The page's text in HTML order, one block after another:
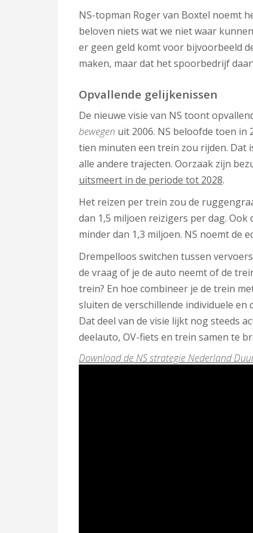
NS-topman Roger van Boxtel noemt
beloven niets wat we niet waar
er geen geld komt voor bijvoorbeeld
maken, maar dat het spoorbedrijf
Opvallende gelijkenissen
De nieuwe visie van NS toont
bewegen uit 2006. NS beloofde toen in
tien minuten een trein zou rijden. Dat
alle andere trajecten. Oorzaak zijn
uitsmeert in de periode tot 2028.
Het reizen per trein zou de
dan 1,5 miljoen reizigers per dag.
minder dan 1,3 miljoen. NS noemt de
Drempelloos switchen tussen
de vraag of je de auto neemt of de
trein? En hoe combineer je de trein
sluiten de verschillende individuele en
Dat deel van de visie lijkt nog steeds
deelauto, OV-fiets en trein samen te
Download de NS strategie Nederland